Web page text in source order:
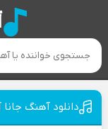
دانلود آهنگ